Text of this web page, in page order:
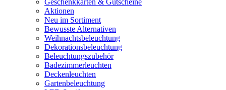
Geschenkkarten & Gutscheine
Aktionen
Neu im Sortiment
Bewusste Alternativen
Weihnachtsbeleuchtung
Dekorationsbeleuchtung
Beleuchtungszubehör
Badezimmerleuchten
Deckenleuchten
Gartenbeleuchtung